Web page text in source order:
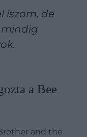
iszom, de
a Bee
and the